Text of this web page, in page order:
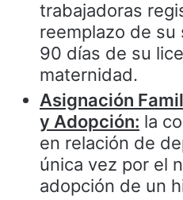
trabajadoras
reemplazo de
90 días de su
maternidad.
Asignación
y Adopción: la
en relación de
única vez por el
adopción de un